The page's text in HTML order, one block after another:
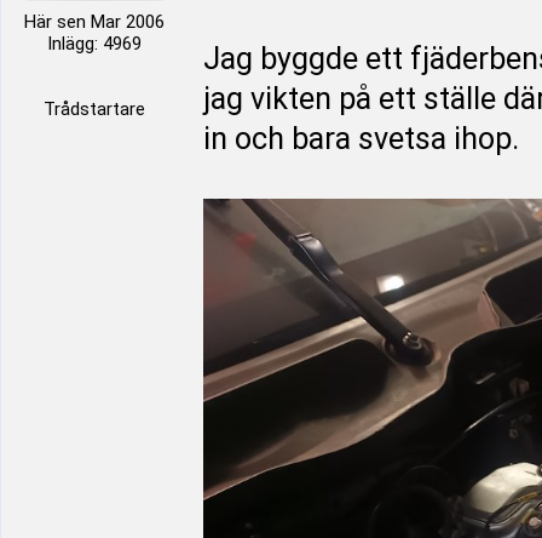
Här sen Mar 2006
Inlägg: 4969
Trådstartare
Jag byggde ett
jag vikten på ett ställe
in och bara svetsa ihop.